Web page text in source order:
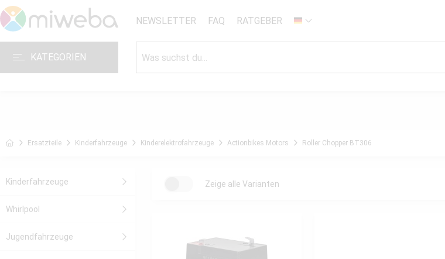
NEWSLETTER FAQ RATGEBER DE
KATEGORIEN
Ersatzteile Kinderfahrzeuge Kinderelektrofahrzeuge Actionbikes Motors Roller Chopper BT306
Kinderfahrzeuge
Whirlpool
Jugendfahrzeuge
Zeige alle Varianten